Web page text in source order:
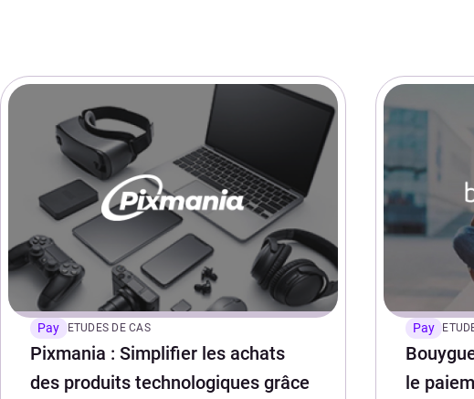
Pay ETUDES DE CAS
Pixmania : Simplifier les achats
des produits technologiques grâce
Pay
le